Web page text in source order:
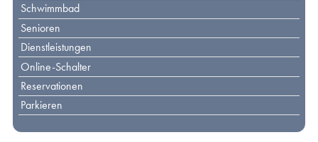
Schwimmbad
Senioren
Dienstleistungen
Online-Schalter
Reservationen
Parkieren